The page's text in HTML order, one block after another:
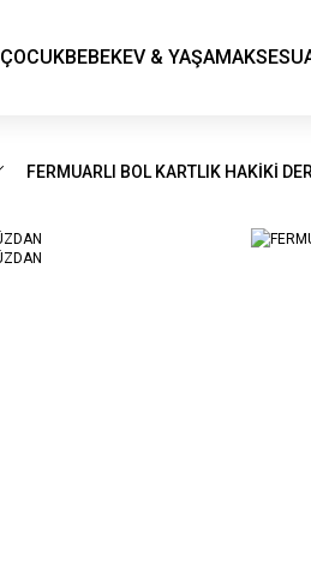
ÇOCUKBEBEKEV & YAŞAM
FERMUARLI BOL KARTLIK HAKİKİ